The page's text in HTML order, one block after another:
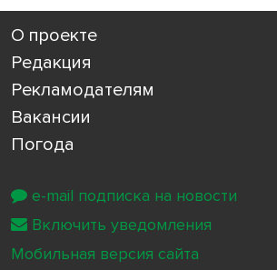
О проекте
Редакция
Рекламодателям
Вакансии
Погода
e-mail подписка на новости
Включить уведомления
Мобильная версия сайта